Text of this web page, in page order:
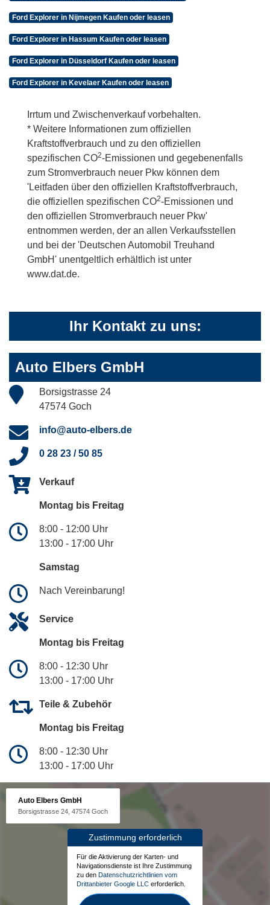
Ford Explorer in Nijmegen Kaufen oder leasen
Ford Explorer in Hassum Kaufen oder leasen
Ford Explorer in Düsseldorf Kaufen oder leasen
Ford Explorer in Kevelaer Kaufen oder leasen
Irrtum und Zwischenverkauf vorbehalten.
* Weitere Informationen zum offiziellen
Kraftstoffverbrauch und zu den offiziellen
spezifischen CO2-Emissionen und gegebenenfalls
zum Stromverbrauch neuer Pkw können dem
'Leitfaden über den offiziellen Kraftstoffverbrauch,
die offiziellen spezifischen CO2-Emissionen und
den offiziellen Stromverbrauch neuer Pkw'
entnommen werden, der an allen Verkaufsstellen
und bei der 'Deutschen Automobil Treuhand
GmbH' unentgeltlich erhältlich ist unter
www.dat.de.
Ihr Kontakt zu uns:
Auto Elbers GmbH
Borsigstrasse 24
47574 Goch
info@auto-elbers.de
0 28 23 / 50 85
Verkauf
Montag bis Freitag
8:00 - 12:00 Uhr
13:00 - 17:00 Uhr
Samstag
Nach Vereinbarung!
Service
Montag bis Freitag
8:00 - 12:30 Uhr
13:00 - 17:00 Uhr
Teile & Zubehör
Montag bis Freitag
8:00 - 12:30 Uhr
13:00 - 17:00 Uhr
Auto Elbers GmbH
Borsigstrasse 24, 47574 Goch
Zustimmung erforderlich
Für die Aktivierung der Karten- und
Navigationsdienste ist Ihre Zustimmung
zu den Datenschutzrichtlinien vom
Drittanbieter Google LLC erforderlich.